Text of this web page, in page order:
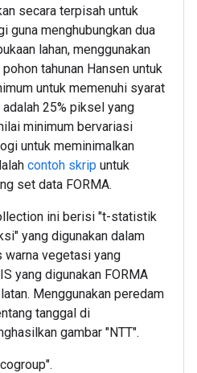
secara terpisah untuk
guna menghubungkan dua
lahan, menggunakan
tahunan Hansen untuk
untuk memenuhi syarat
25% piksel yang
minimum bervariasi
untuk meminimalkan
contoh skrip untuk
set data FORMA.
ini berisi "t-statistik
yang digunakan dalam
warna vegetasi yang
yang digunakan FORMA
Menggunakan peredam
tanggal di
gambar "NTT".